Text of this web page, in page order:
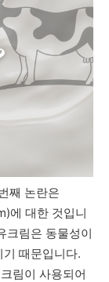
째 논란은
에 대한 것입니
크림은 동물성이
때문입니다.
림이 사용되어